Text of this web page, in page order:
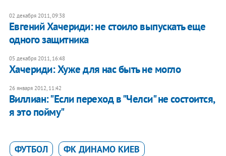
02 декабря 2011, 09:38
Евгений Хачериди: не стоило выпускать еще
одного защитника
05 декабря 2011, 16:48
Хачериди: Хуже для нас быть не могло
26 января 2012, 11:42
Виллиан: "Если переход в "Челси" не состоится,
я это пойму"
ФУТБОЛ
ФК ДИНАМО КИЕВ